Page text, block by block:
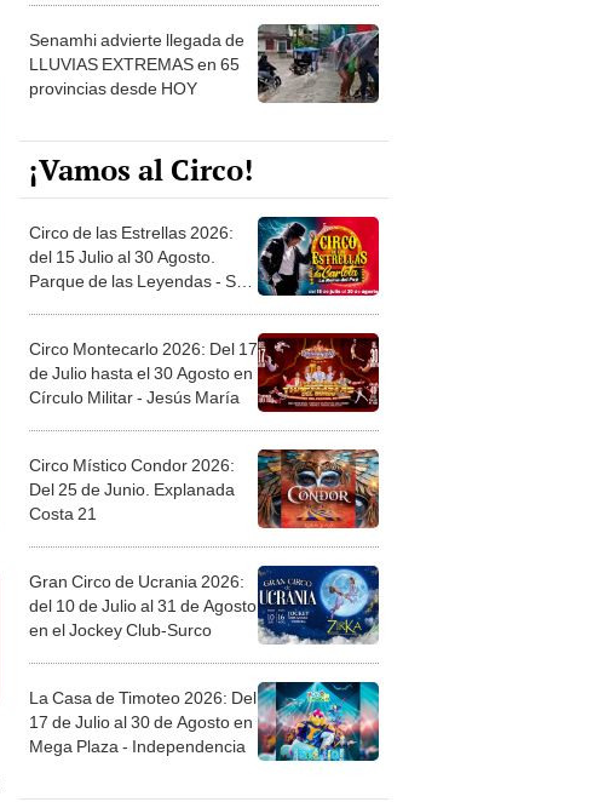
Senamhi advierte llegada de
LLUVIAS EXTREMAS en 65
provincias desde HOY
¡Vamos al Circo!
Circo de las Estrellas 2026:
del 15 Julio al 30 Agosto.
Parque de las Leyendas - San
Circo Montecarlo 2026: Del 17
de Julio hasta el 30 Agosto en
Círculo Militar - Jesús María
Circo Místico Condor 2026:
Del 25 de Junio. Explanada
Costa 21
Gran Circo de Ucrania 2026:
del 10 de Julio al 31 de Agosto
en el Jockey Club-Surco
La Casa de Timoteo 2026: Del
17 de Julio al 30 de Agosto en
Mega Plaza - Independencia